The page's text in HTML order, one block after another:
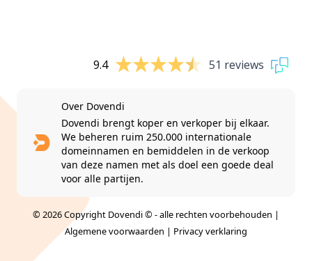
9.4 51 reviews
Over Dovendi
Dovendi brengt koper en verkoper bij elkaar.
We beheren ruim 250.000 internationale
domeinnamen en bemiddelen in de verkoop
van deze namen met als doel een goede deal
voor alle partijen.
© 2026 Copyright Dovendi © - alle rechten voorbehouden |
Algemene voorwaarden | Privacy verklaring